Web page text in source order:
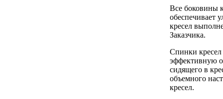
Все боковины
обеспечивает
кресел
Заказчика.
Спинки
эффективную
сидящего в
объемного
кресел.